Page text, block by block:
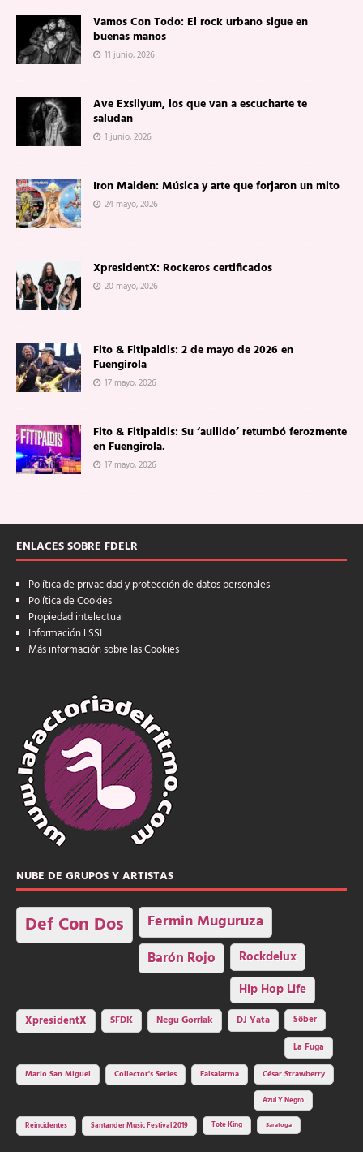
Vamos Con Todo: El rock urbano sigue en
buenas manos
11 junio, 2026
Ave Exsilyum, los que van a escucharte te
saludan
1 junio, 2026
Iron Maiden: Música y arte que forjaron un mito
24 mayo, 2026
XpresidentX: Rockeros certificados
20 mayo, 2026
Fito & Fitipaldis: 2 de mayo de 2026 en
Fuengirola
17 mayo, 2026
Fito & Fitipaldis: Su ‘aullido’ retumbó ferozmente
en Fuengirola.
17 mayo, 2026
ENLACES SOBRE FDELR
Política de privacidad y protección de datos personales
Política de Cookies
Propiedad intelectual
Información LSSI
Más información sobre las Cookies
NUBE DE GRUPOS Y ARTISTAS
Def Con Dos Fermin Muguruza
Barón Rojo Rockdelux
Hip Hop Life
XpresidentX SFDK Negu Gorriak DJ Yata
Sôber
La Fuga
Mario San Miguel
Collector's Series Falsalarma César Strawberry
Azul Y Negro
Reincidentes Santander Music Festival 2019 Tote King Saratoga